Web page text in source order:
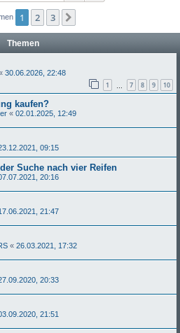
1 2 3
Themen
30.06.2026, 22:48
1 7 8 9 10
kaufen?
« 02.01.2025, 12:49
09:15
Suche nach vier Reifen
20:16
21:47
« 26.03.2021, 17:32
20:33
21:51